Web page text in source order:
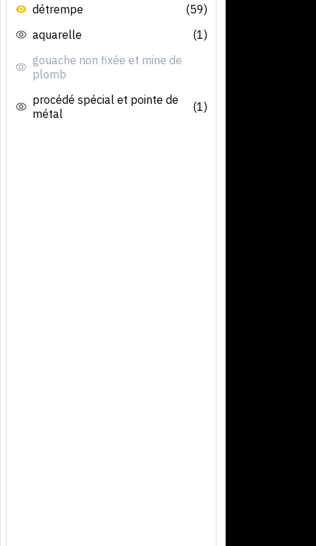
détrempe
(59)
aquarelle
(1)
gouache non fixée et mine de
plomb
procédé spécial et pointe de
métal
(1)